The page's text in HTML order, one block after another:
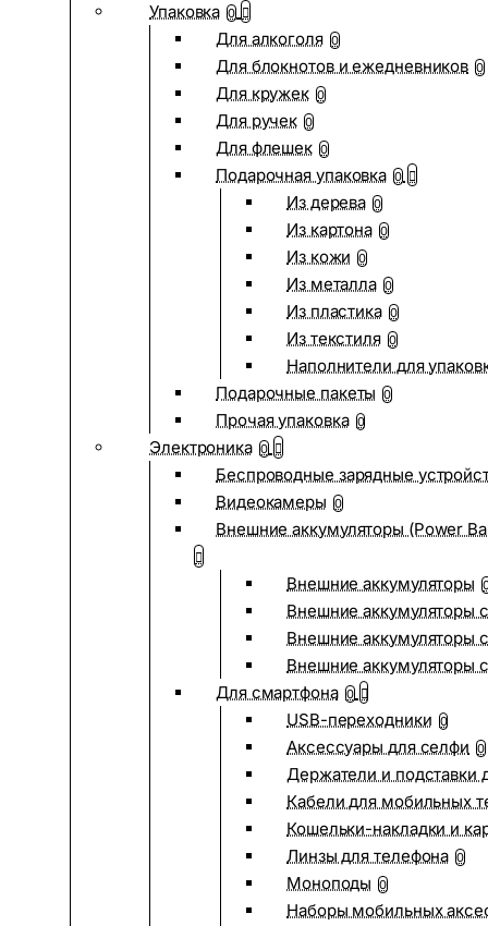
Упаковка 0
Для алкоголя 0
Для блокнотов и ежедневников 0
Для кружек 0
Для ручек 0
Для флешек 0
Подарочная упаковка 0
Из дерева 0
Из картона 0
Из кожи 0
Из металла 0
Из пластика 0
Из текстиля 0
Наполнители для
Подарочные пакеты 0
Прочая упаковка 0
Электроника 0
Беспроводные зарядные
Видеокамеры 0
Внешние аккумуляторы (Power
Внешние аккумуляторы
Внешние аккумуляторы
Внешние аккумуляторы
Внешние аккумуляторы
Для смартфона 0
USB-переходники 0
Аксессуары для селфи 0
Держатели и подставки
Кабели для мобильных
Кошельки-накладки и
Линзы для телефона 0
Моноподы 0
Наборы мобильных